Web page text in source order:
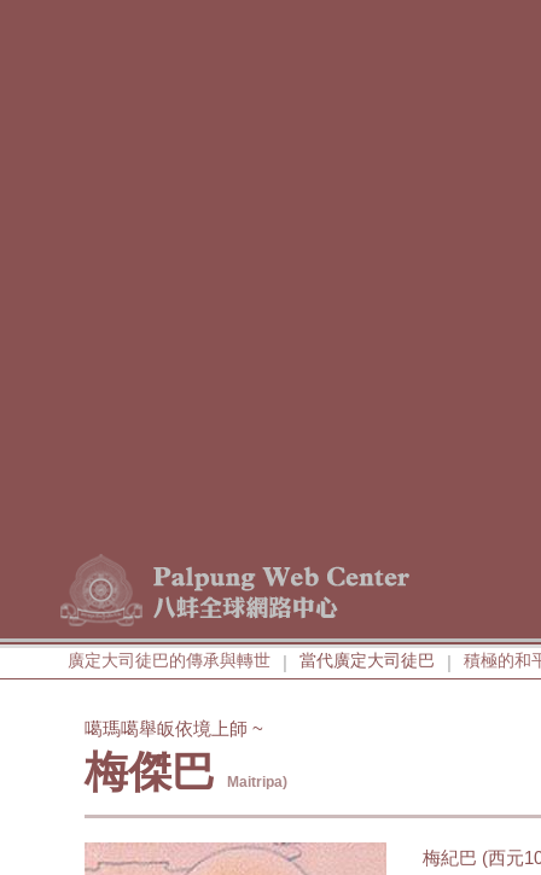
廣定大司徒巴的傳承與轉世 | 當代廣定大司徒巴 | 積極的和
噶瑪噶舉皈依境上師 ~
梅傑巴 Maitripa)
梅紀巴 (西元